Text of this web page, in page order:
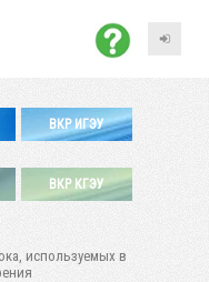
ВКР ИГЭУ
ВКР КГЭУ
используемых в